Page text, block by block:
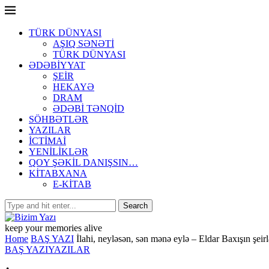
TÜRK DÜNYASI
AŞIQ SƏNƏTİ
TÜRK DÜNYASI
ƏDƏBİYYAT
ŞEİR
HEKAYƏ
DRAM
ƏDƏBİ TƏNQİD
SÖHBƏTLƏR
YAZILAR
İCTİMAİ
YENİLİKLƏR
QOY ŞƏKİL DANIŞSIN…
KİTABXANA
E-KİTAB
keep your memories alive
Home BAŞ YAZI İlahi, neyləsən, sən mənə eylə – Eldar Baxışın
BAŞ YAZIYAZILAR